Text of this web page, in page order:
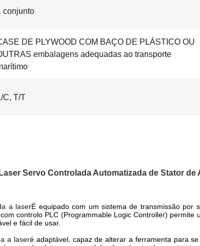
conjunto
DE PLYWOOD COM BAÇO DE PLÁSTICO OU
embalagens adequadas ao transporte
C, T/T
Servo Controlada Automatizada de Stator
a laserÉ equipado com um sistema de transmissão por
controlo PLC (Programmable Logic Controller)
e fácil de usar.
a laseré adaptável, capaz de alterar a ferramenta para